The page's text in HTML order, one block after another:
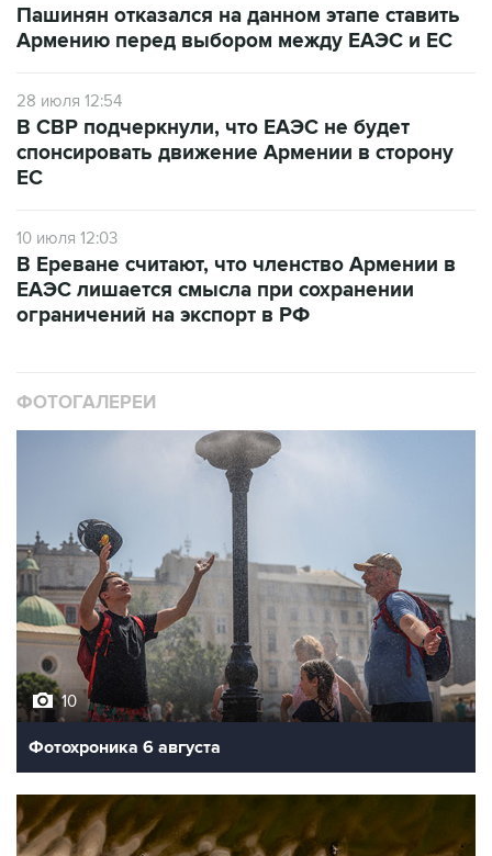
Пашинян отказался на данном этапе ставить
Армению перед выбором между ЕАЭС и ЕС
28 июля 12:54
В СВР подчеркнули, что ЕАЭС не будет
спонсировать движение Армении в сторону
ЕС
10 июля 12:03
В Ереване считают, что членство Армении в
ЕАЭС лишается смысла при сохранении
ограничений на экспорт в РФ
ФОТОГАЛЕРЕИ
10
Фотохроника 6 августа